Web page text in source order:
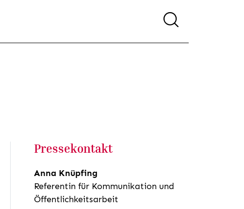
Pressekontakt
Anna Knüpfing
Referentin für Kommunikation und
Öffentlichkeitsarbeit